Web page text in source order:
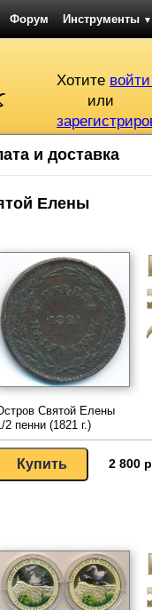
Форум Инструменты ▼
Хотите
или
и доставка
Елены
Святой Елены
2 пенни (1821 г.)
2 800